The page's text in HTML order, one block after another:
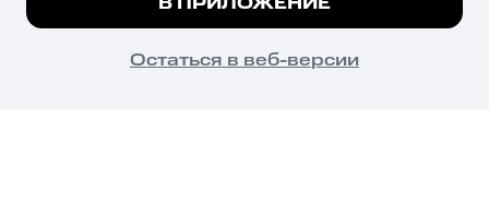
их незаконный оборот запрещён и влечёт установленную
законодательством ответственность.
© 2026 ООО «КИОН».
Все права защищены
Подробнее
ПОНЯТНО
Остаться в веб-версии